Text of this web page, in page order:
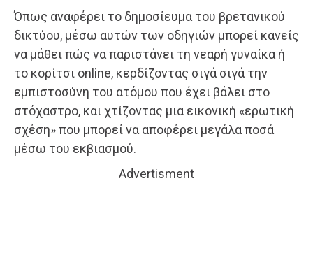
Όπως αναφέρει το δημοσίευμα του βρετανικού
δικτύου, μέσω αυτών των οδηγιών μπορεί κανείς
να μάθει πώς να παριστάνει τη νεαρή γυναίκα ή
το κορίτσι online, κερδίζοντας σιγά σιγά την
εμπιστοσύνη του ατόμου που έχει βάλει στο
στόχαστρο, και χτίζοντας μια εικονική «ερωτική
σχέση» που μπορεί να αποφέρει μεγάλα ποσά
μέσω του εκβιασμού.
Advertisment